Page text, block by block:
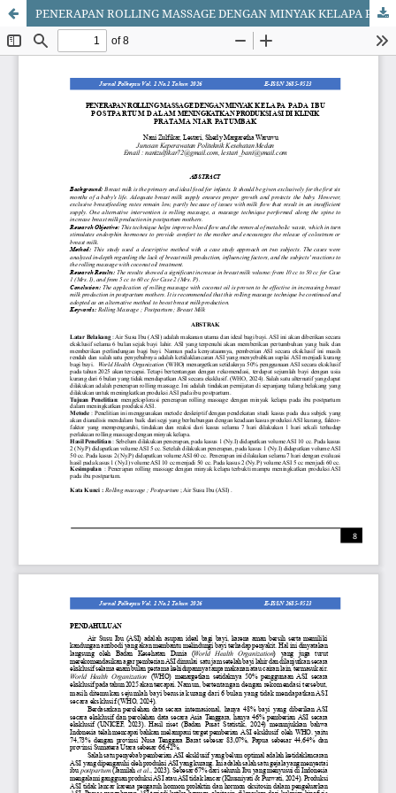
PENERAPAN ROLLING MASSAGE DENGAN MINYAK KELAPA PADA IBU POSTPARTUM DALAM MENINGKATKAN PRODUKSI ASI DI KLINIK PRATAMA NIAR PATUMBAK